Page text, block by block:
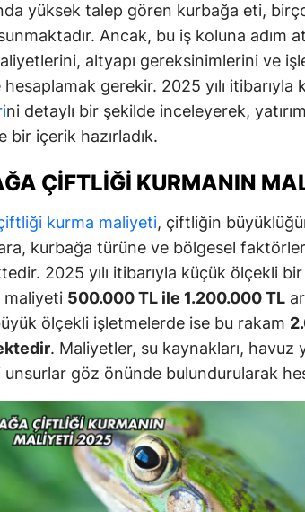
yüksek talep gören kurbağa eti,
Ancak, bu iş koluna adım
altyapı gereksinimlerini ve
gerekir. 2025 yılı itibarıyla
ni detaylı bir şekilde inceleyerek,
bir içerik hazırladık.
ÇIFTLIĞI KURMANIN
kurma maliyeti, çiftliğin
kurbağa türüne ve bölgesel
2025 yılı itibarıyla küçük ölçekli
maliyeti 500.000 TL ile 1.200.000 TL
ölçekli işletmelerde ise bu rakam
. Maliyetler, su kaynakları, havuz
göz önünde bulundurularak